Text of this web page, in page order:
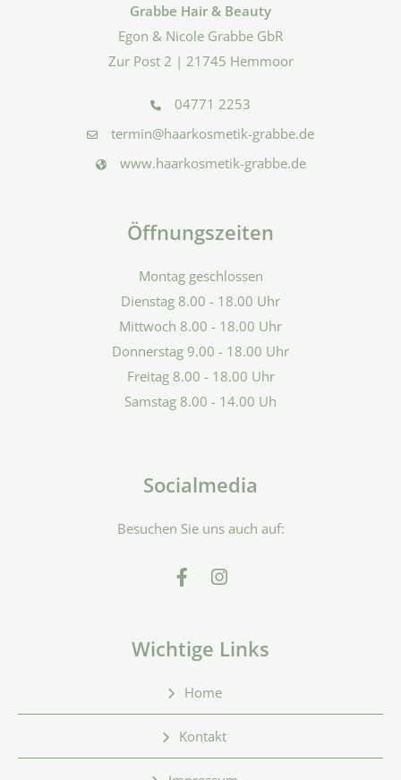
Grabbe Hair & Beauty
Egon & Nicole Grabbe GbR
Zur Post 2 | 21745 Hemmoor
04771 2253
termin@haarkosmetik-grabbe.de
www.haarkosmetik-grabbe.de
Öffnungszeiten
Montag geschlossen
Dienstag 8.00 - 18.00 Uhr
Mittwoch 8.00 - 18.00 Uhr
Donnerstag 9.00 - 18.00 Uhr
Freitag 8.00 - 18.00 Uhr
Samstag 8.00 - 14.00 Uh
Socialmedia
Besuchen Sie uns auch auf:
Wichtige Links
Home
Kontakt